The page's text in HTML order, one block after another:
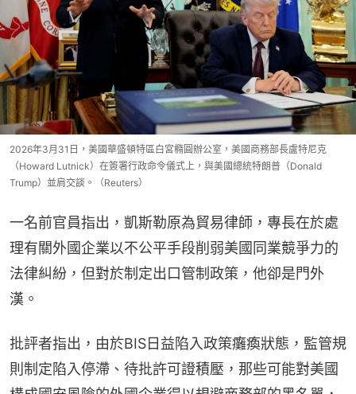
2026年3月31日，美國華盛頓特區白宮橢圓辦公室，美國商務部長盧特尼克
（Howard Lutnick）在簽署行政命令儀式上，與美國總統特朗普（Donald
Trump）並肩交談。（Reuters）
一名前官員指出，凱斯勒原為貿易律師，專長在於處
理有關外國企業以不公平手段削弱美國同業競爭力的
法律糾紛，但對於制定出口管制政策，他卻是門外
漢。
批評者指出，由於BIS日益陷入政策癱瘓狀態，監管規
則制定陷入停滯、待批許可證積壓，那些可能對美國